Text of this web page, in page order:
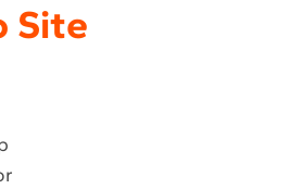
Atendimento Brastemp
Site